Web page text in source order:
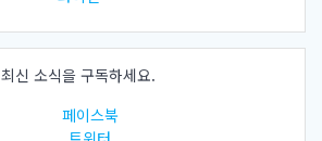
최신 소식을 구독하세요.
페이스북